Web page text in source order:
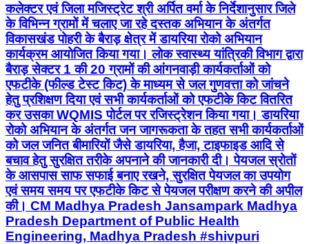
कलेक्टर एवं जिला मजिस्ट्रेट श्री अर्पित वर्मा के निर्देशानुसार जिले
के विभिन्न ग्रामों में चलाए जा रहे दस्तक अभियान के अंतर्गत
विकासखंड पोहरी के बैराड़ क्षेत्र में डायरिया रोको अभियान
कार्यक्रम आयोजित किया गया। लोक स्वास्थ्य यांत्रिकी विभाग द्वारा
बैराड़ सेक्टर 1 की 20 ग्रामों की आंगनवाड़ी कार्यकर्ताओं को
एफटीके (फील्ड टेस्ट किट) के माध्यम से जल गुणवत्ता को जांचने
हेतु प्रशिक्षण दिया एवं सभी कार्यकर्ताओं को एफटीके किट वितरित
कर उसका WQMIS पोर्टल पर रजिस्ट्रेशन किया गया। डायरिया
रोको अभियान के अंतर्गत जन जागरूकता के तहत सभी कार्यकर्ताओं
को जल जनित बीमारियों जैसे डायरिया, हैजा, टाइफाइड आदि से
बचाव हेतु सुरक्षित तरीके अपनाने की जानकारी दी। पेयजल स्रोतों
के आसपास साफ सफाई बनाए रखने, सुरक्षित पेयजल का उपयोग
एवं समय समय पर एफटीके किट से पेयजल परीक्षण करने की अपील
की। CM Madhya Pradesh Jansampark Madhya
Pradesh Department of Public Health
Engineering, Madhya Pradesh #shivpuri